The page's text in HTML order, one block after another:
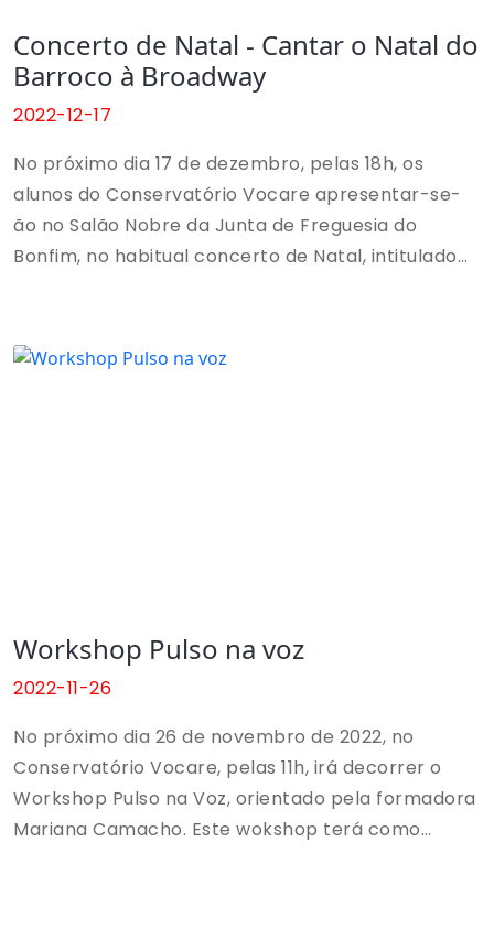
Concerto de Natal - Cantar o Natal do
Barroco à Broadway
2022-12-17
No próximo dia 17 de dezembro, pelas 18h, os
alunos do Conservatório Vocare apresentar-se-
ão no Salão Nobre da Junta de Freguesia do
Bonfim, no habitual concerto de Natal, intitulado
terá a oportunidade de visitar um repertório que
Workshop Pulso na voz
2022-11-26
No próximo dia 26 de novembro de 2022, no
Conservatório Vocare, pelas 11h, irá decorrer o
Workshop Pulso na Voz, orientado pela formadora
Mariana Camacho. Este wokshop terá como